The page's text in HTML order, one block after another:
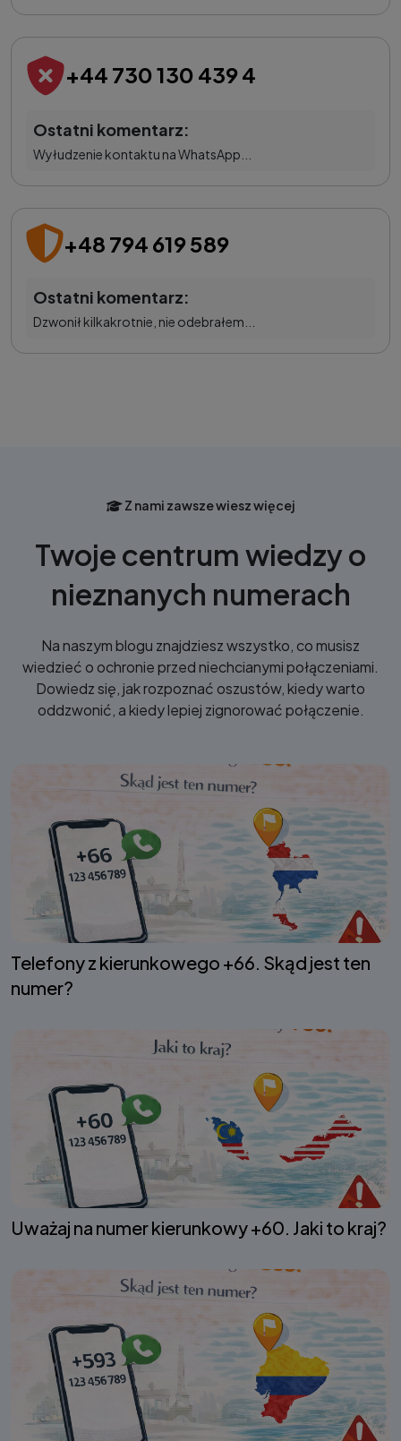
+44 730 130 439 4
Ostatni komentarz:
Wyłudzenie kontaktu na WhatsApp...
+48 794 619 589
Ostatni komentarz:
Dzwonił kilkakrotnie, nie odebrałem...
Z nami zawsze wiesz więcej
Twoje centrum wiedzy o
nieznanych numerach
Na naszym blogu znajdziesz wszystko, co musisz
wiedzieć o ochronie przed niechcianymi połączeniami.
Dowiedz się, jak rozpoznać oszustów, kiedy warto
oddzwonić, a kiedy lepiej zignorować połączenie.
Telefony z kierunkowego +66. Skąd jest ten
numer?
Uważaj na numer kierunkowy +60. Jaki to kraj?